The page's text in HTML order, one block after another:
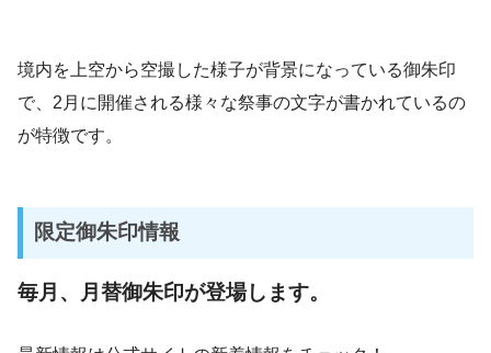
境内を上空から空撮した様子が背景になっている御朱印
で、2月に開催される様々な祭事の文字が書かれているの
が特徴です。
限定御朱印情報
毎月、月替御朱印が登場します。